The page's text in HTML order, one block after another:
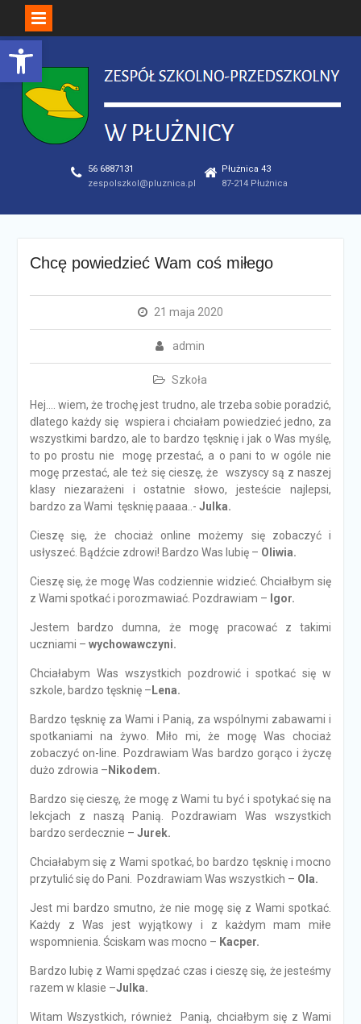
Open toolbar
Skip
to
content
56 6887131
zespolszkol@pluznica.pl
Płużnica 43
87-214 Płużnica
Chcę powiedzieć Wam coś miłego
21 maja 2020
admin
Szkoła
Hej…. wiem, że trochę jest trudno, ale trzeba sobie poradzić,
dlatego każdy się wspiera i chciałam powiedzieć jedno, za
wszystkimi bardzo, ale to bardzo tęsknię i jak o Was myślę,
to po prostu nie mogę przestać, a o pani to w ogóle nie
mogę przestać, ale też się cieszę, że wszyscy są z naszej
klasy niezarażeni i ostatnie słowo, jesteście najlepsi,
bardzo za Wami tęsknię paaaa..- Julka.
Cieszę się, że chociaż online możemy się zobaczyć i
usłyszeć. Bądźcie zdrowi! Bardzo Was lubię – Oliwia.
Cieszę się, że mogę Was codziennie widzieć. Chciałbym się
z Wami spotkać i porozmawiać. Pozdrawiam – Igor.
Jestem bardzo dumna, że mogę pracować z takimi
uczniami – wychowawczyni.
Chciałabym Was wszystkich pozdrowić i spotkać się w
szkole, bardzo tęsknię – Lena.
Bardzo tęsknię za Wami i Panią, za wspólnymi zabawami i
spotkaniami na żywo. Miło mi, że mogę Was chociaż
zobaczyć on-line. Pozdrawiam Was bardzo gorąco i życzę
dużo zdrowia – Nikodem.
Bardzo się cieszę, że mogę z Wami tu być i spotykać się na
lekcjach z naszą Panią. Pozdrawiam Was wszystkich
bardzo serdecznie – Jurek.
Chciałabym się z Wami spotkać, bo bardzo tęsknię i mocno
przytulić się do Pani. Pozdrawiam Was wszystkich – Ola.
Jest mi bardzo smutno, że nie mogę się z Wami spotkać.
Każdy z Was jest wyjątkowy i z każdym mam miłe
wspomnienia. Ściskam was mocno – Kacper.
Bardzo lubię z Wami spędzać czas i cieszę się, że jesteśmy
razem w klasie –Julka.
Witam Wszystkich, również Panią, chciałbym się z Wami